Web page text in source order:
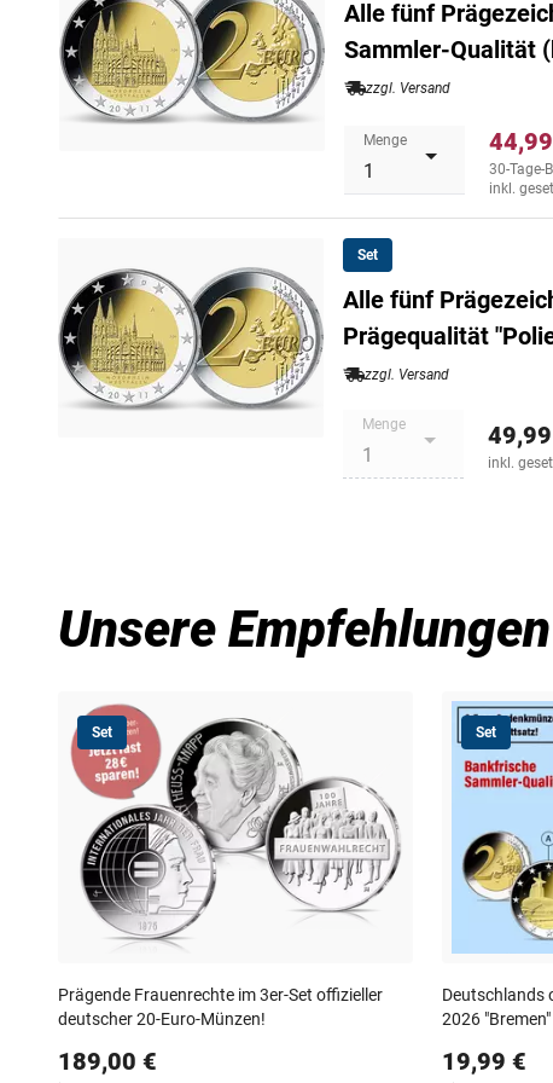
Alle fünf
Sammler-Qualität
zzgl. Versand
Menge
30-Tage-
inkl.
Set
Alle fünf
Prägequalität
zzgl. Versand
Menge
inkl.
Unsere Empfehlungen
Set
Prägende Frauenrechte im 3er‑Set offizieller
deutscher 20‑Euro‑Münzen!
189,00 €
Set
Deutschlands
2026
19,99 €